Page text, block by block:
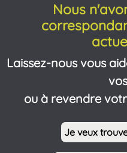
Nous
Laissez-nous vous
ou à revendre
Je veux